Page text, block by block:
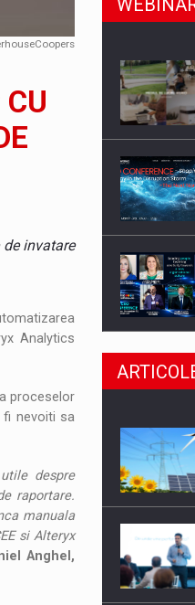
invatare
Analytics
proceselor
nevoiti sa
despre
raportare.
manuala
si Alteryx
Anghel,